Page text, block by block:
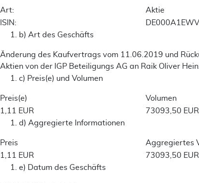
Art:
Aktie
ISIN:
b) Art des Geschäfts
Änderung des Kaufvertrags vom 11.06.2019 und
Aktien von der IGP Beteiligungs AG an Raik Oliver
c) Preis(e) und Volumen
Preis(e)
Volumen
1,11
EUR 73093,50 EUR
d) Aggregierte Informationen
Preis
Aggregiertes
1,11
EUR 73093,50 EUR
e) Datum des Geschäfts